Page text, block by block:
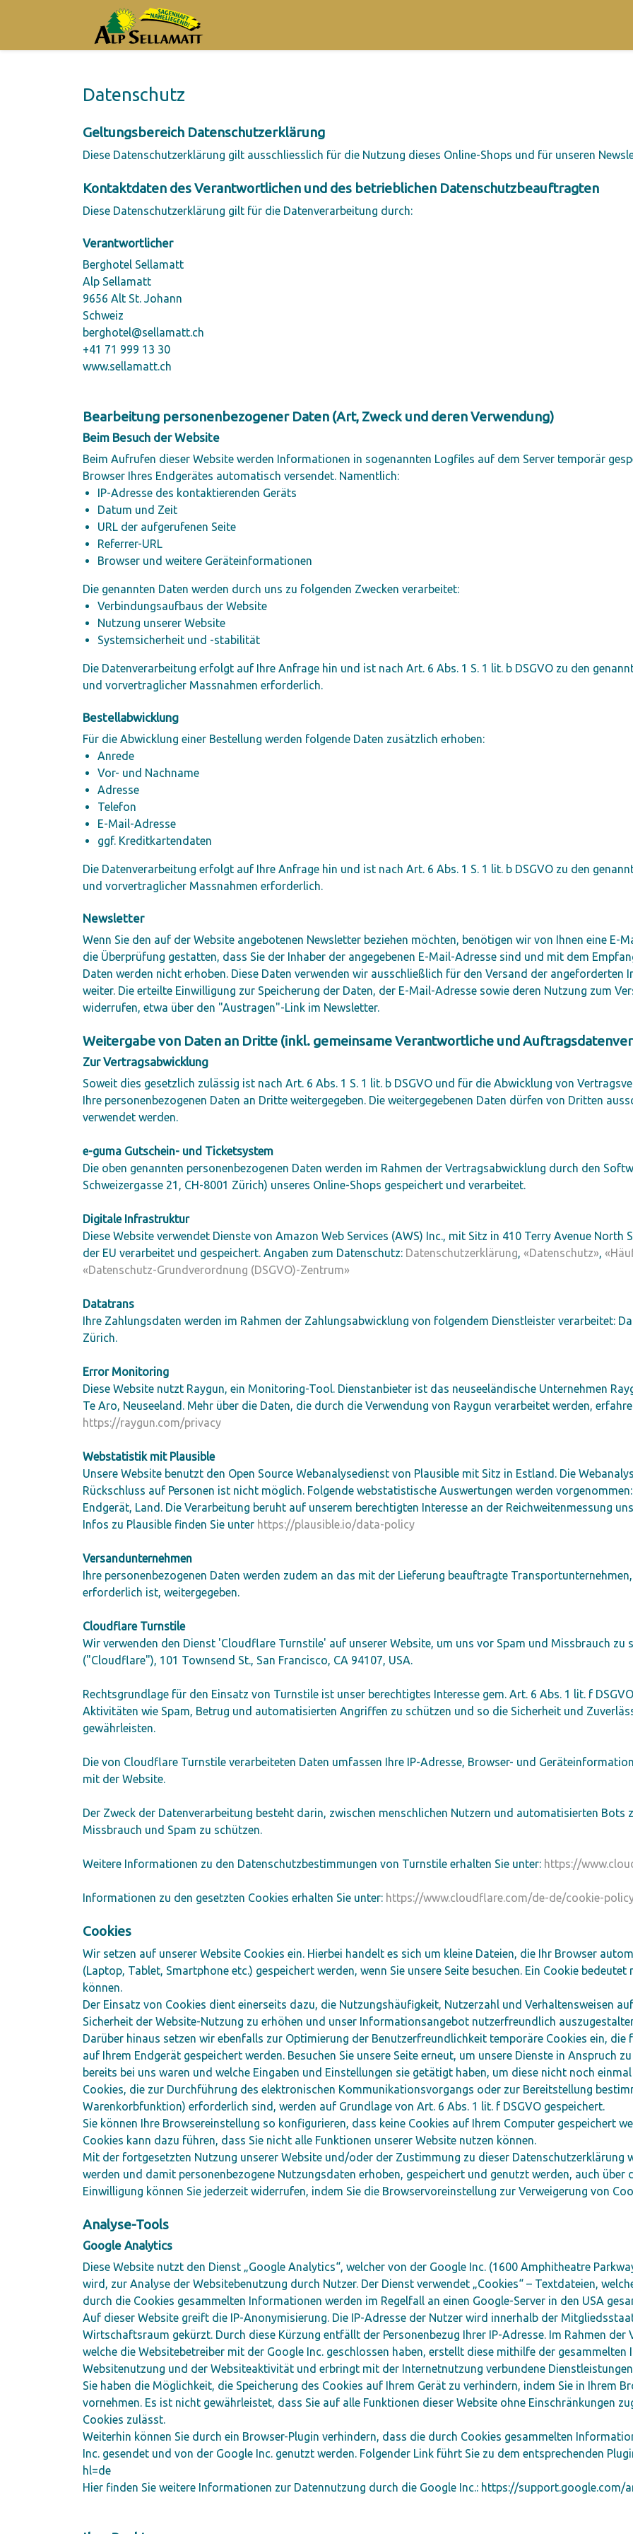
Datenschutz
Geltungsbereich Datenschutzerklärung
Diese Datenschutzerklärung gilt ausschliesslich für die Nutzung dieses Online-Shops und für unseren
Kontaktdaten des Verantwortlichen und des betrieblichen Datenschutzbeauftragten
Diese Datenschutzerklärung gilt für die Datenverarbeitung durch:
Verantwortlicher
Berghotel Sellamatt
Alp Sellamatt
9656 Alt St. Johann
Schweiz
berghotel@sellamatt.ch
+41 71 999 13 30
www.sellamatt.ch
Bearbeitung personenbezogener Daten (Art, Zweck und deren Verwendung)
Beim Besuch der Website
Beim Aufrufen dieser Website werden Informationen in sogenannten Logfiles auf dem Server temporär
Browser Ihres Endgerätes automatisch versendet. Namentlich:
IP-Adresse des kontaktierenden Geräts
Datum und Zeit
URL der aufgerufenen Seite
Referrer-URL
Browser und weitere Geräteinformationen
Die genannten Daten werden durch uns zu folgenden Zwecken verarbeitet:
Verbindungsaufbaus der Website
Nutzung unserer Website
Systemsicherheit und -stabilität
Die Datenverarbeitung erfolgt auf Ihre Anfrage hin und ist nach Art. 6 Abs. 1 S. 1 lit. b DSGVO zu den
und vorvertraglicher Massnahmen erforderlich.
Bestellabwicklung
Für die Abwicklung einer Bestellung werden folgende Daten zusätzlich erhoben:
Anrede
Vor- und Nachname
Adresse
Telefon
E-Mail-Adresse
ggf. Kreditkartendaten
Die Datenverarbeitung erfolgt auf Ihre Anfrage hin und ist nach Art. 6 Abs. 1 S. 1 lit. b DSGVO zu den
und vorvertraglicher Massnahmen erforderlich.
Newsletter
Wenn Sie den auf der Website angebotenen Newsletter beziehen möchten, benötigen wir von Ihnen eine E-
die Überprüfung gestatten, dass Sie der Inhaber der angegebenen E-Mail-Adresse sind und mit dem
Daten werden nicht erhoben. Diese Daten verwenden wir ausschließlich für den Versand der
weiter. Die erteilte Einwilligung zur Speicherung der Daten, der E-Mail-Adresse sowie deren Nutzung zum
widerrufen, etwa über den "Austragen"-Link im Newsletter.
Weitergabe von Daten an Dritte (inkl. gemeinsame Verantwortliche und
Zur Vertragsabwicklung
Soweit dies gesetzlich zulässig ist nach Art. 6 Abs. 1 S. 1 lit. b DSGVO und für die Abwicklung von
Ihre personenbezogenen Daten an Dritte weitergegeben. Die weitergegebenen Daten dürfen von Dritten
verwendet werden.
e-guma Gutschein- und Ticketsystem
Die oben genannten personenbezogenen Daten werden im Rahmen der Vertragsabwicklung durch den
Schweizergasse 21, CH-8001 Zürich) unseres Online-Shops gespeichert und verarbeitet.
Digitale Infrastruktur
Diese Website verwendet Dienste von Amazon Web Services (AWS) Inc., mit Sitz in 410 Terry Avenue North
der EU verarbeitet und gespeichert. Angaben zum Datenschutz: Datenschutzerklärung, «Datenschutz»,
«Datenschutz-Grundverordnung (DSGVO)-Zentrum»
Datatrans
Ihre Zahlungsdaten werden im Rahmen der Zahlungsabwicklung von folgendem Dienstleister verarbeitet:
Zürich.
Error Monitoring
Diese Website nutzt Raygun, ein Monitoring-Tool. Dienstanbieter ist das neuseeländische Unternehmen
Te Aro, Neuseeland. Mehr über die Daten, die durch die Verwendung von Raygun verarbeitet werden,
https://raygun.com/privacy
Webstatistik mit Plausible
Unsere Website benutzt den Open Source Webanalysedienst von Plausible mit Sitz in Estland. Die
Rückschluss auf Personen ist nicht möglich. Folgende webstatistische Auswertungen werden
Endgerät, Land. Die Verarbeitung beruht auf unserem berechtigten Interesse an der Reichweitenmessung
Infos zu Plausible finden Sie unter https://plausible.io/data-policy
Versandunternehmen
Ihre personenbezogenen Daten werden zudem an das mit der Lieferung beauftragte
erforderlich ist, weitergegeben.
Cloudflare Turnstile
Wir verwenden den Dienst 'Cloudflare Turnstile' auf unserer Website, um uns vor Spam und Missbrauch zu
("Cloudflare"), 101 Townsend St., San Francisco, CA 94107, USA.
Rechtsgrundlage für den Einsatz von Turnstile ist unser berechtigtes Interesse gem. Art. 6 Abs. 1 lit. f
Aktivitäten wie Spam, Betrug und automatisierten Angriffen zu schützen und so die Sicherheit und
gewährleisten.
Die von Cloudflare Turnstile verarbeiteten Daten umfassen Ihre IP-Adresse, Browser- und
mit der Website.
Der Zweck der Datenverarbeitung besteht darin, zwischen menschlichen Nutzern und automatisierten Bots
Missbrauch und Spam zu schützen.
Weitere Informationen zu den Datenschutzbestimmungen von Turnstile erhalten Sie unter: https://
Informationen zu den gesetzten Cookies erhalten Sie unter: https://www.cloudflare.com/de-de/cookie-
Cookies
Wir setzen auf unserer Website Cookies ein. Hierbei handelt es sich um kleine Dateien, die Ihr Browser
(Laptop, Tablet, Smartphone etc.) gespeichert werden, wenn Sie unsere Seite besuchen. Ein Cookie
können.
Der Einsatz von Cookies dient einerseits dazu, die Nutzungshäufigkeit, Nutzerzahl und Verhaltensweisen
Sicherheit der Website-Nutzung zu erhöhen und unser Informationsangebot nutzerfreundlich
Darüber hinaus setzen wir ebenfalls zur Optimierung der Benutzerfreundlichkeit temporäre Cookies ein,
auf Ihrem Endgerät gespeichert werden. Besuchen Sie unsere Seite erneut, um unsere Dienste in Anspruch
bereits bei uns waren und welche Eingaben und Einstellungen sie getätigt haben, um diese nicht noch
Cookies, die zur Durchführung des elektronischen Kommunikationsvorgangs oder zur Bereitstellung
Warenkorbfunktion) erforderlich sind, werden auf Grundlage von Art. 6 Abs. 1 lit. f DSGVO gespeichert.
Sie können Ihre Browsereinstellung so konfigurieren, dass keine Cookies auf Ihrem Computer gespeichert
Cookies kann dazu führen, dass Sie nicht alle Funktionen unserer Website nutzen können.
Mit der fortgesetzten Nutzung unserer Website und/oder der Zustimmung zu dieser Datenschutzerklärung
werden und damit personenbezogene Nutzungsdaten erhoben, gespeichert und genutzt werden, auch über
Einwilligung können Sie jederzeit widerrufen, indem Sie die Browservoreinstellung zur Verweigerung von
Analyse-Tools
Google Analytics
Diese Website nutzt den Dienst „Google Analytics“, welcher von der Google Inc. (1600 Amphitheatre
wird, zur Analyse der Websitebenutzung durch Nutzer. Der Dienst verwendet „Cookies“ – Textdateien,
durch die Cookies gesammelten Informationen werden im Regelfall an einen Google-Server in den USA
Auf dieser Website greift die IP-Anonymisierung. Die IP-Adresse der Nutzer wird innerhalb der
Wirtschaftsraum gekürzt. Durch diese Kürzung entfällt der Personenbezug Ihrer IP-Adresse. Im Rahmen
welche die Websitebetreiber mit der Google Inc. geschlossen haben, erstellt diese mithilfe der
Websitenutzung und der Websiteaktivität und erbringt mit der Internetnutzung verbundene
Sie haben die Möglichkeit, die Speicherung des Cookies auf Ihrem Gerät zu verhindern, indem Sie in Ihrem
vornehmen. Es ist nicht gewährleistet, dass Sie auf alle Funktionen dieser Website ohne Einschränkungen
Cookies zulässt.
Weiterhin können Sie durch ein Browser-Plugin verhindern, dass die durch Cookies gesammelten
Inc. gesendet und von der Google Inc. genutzt werden. Folgender Link führt Sie zu dem entsprechenden
hl=de
Hier finden Sie weitere Informationen zur Datennutzung durch die Google Inc.: https://support.google.com/